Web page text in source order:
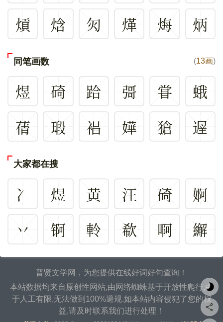
熕
焓 灳 煂 烸 炳
同笔画数 (13画)
煜 碕 跲 彁 甞
蛾
蒨
瑖 裮 嬅 獊 遟
大家都在搜
冫 煜 黄 汪 碕
婀
丷
锕 軨 欷 啊 繲
普贤文学网，为您提供在线好词好句查询！
本站数据均来自原创性网站,由网络蜘蛛基于开放性爬行,由
于人工有限,无法做到100%避规.如本站内容侵犯了您的权
益,请及时联系我们进行处理！